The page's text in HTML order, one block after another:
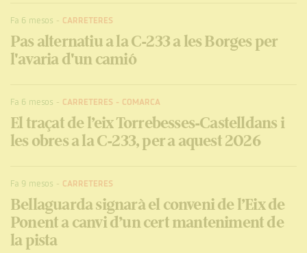
Fa 6 mesos - CARRETERES
Pas alternatiu a la C-233 a les Borges per
l'avaria d'un camió
Fa 6 mesos - CARRETERES - COMARCA
El traçat de l’eix Torrebesses-Castelldans i
les obres a la C-233, per a aquest 2026
Fa 9 mesos - CARRETERES
Bellaguarda signarà el conveni de l’Eix de
Ponent a canvi d’un cert manteniment de
la pista